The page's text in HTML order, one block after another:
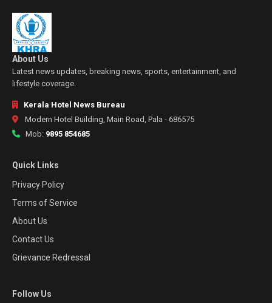
About Us
Latest news updates, breaking news, sports, entertainment, and
lifestyle coverage.
Kerala Hotel News Bureau
Modern Hotel Building, Main Road, Pala - 686575
Mob: 9895 854685
Quick Links
Privacy Policy
Terms of Service
About Us
Contact Us
Grievance Redressal
Follow Us